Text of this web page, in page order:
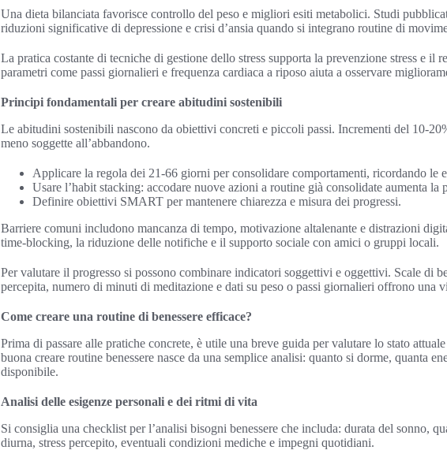
Una dieta bilanciata favorisce controllo del peso e migliori esiti metabolici. Studi
riduzioni significative di depressione e crisi d’ansia quando si integrano routine di
La pratica costante di tecniche di gestione dello stress supporta la prevenzione stress e il
parametri come passi giornalieri e frequenza cardiaca a riposo aiuta a osservare
Principi fondamentali per creare abitudini sostenibili
Le abitudini sostenibili nascono da obiettivi concreti e piccoli passi. Incrementi del 10-
meno soggette all’abbandono.
Applicare la regola dei 21-66 giorni per consolidare comportamenti, ricordando le
Usare l’habit stacking: accodare nuove azioni a routine già consolidate aumenta la
Definire obiettivi SMART per mantenere chiarezza e misura dei progressi.
Barriere comuni includono mancanza di tempo, motivazione altalenante e distrazioni
time-blocking, la riduzione delle notifiche e il supporto sociale con amici o gruppi locali.
Per valutare il progresso si possono combinare indicatori soggettivi e oggettivi. Scale di
percepita, numero di minuti di meditazione e dati su peso o passi giornalieri offrono una
Come creare una routine di benessere efficace?
Prima di passare alle pratiche concrete, è utile una breve guida per valutare lo stato
buona creare routine benessere nasce da una semplice analisi: quanto si dorme, quanta
disponibile.
Analisi delle esigenze personali e dei ritmi di vita
Si consiglia una checklist per l’analisi bisogni benessere che includa: durata del sonno,
diurna, stress percepito, eventuali condizioni mediche e impegni quotidiani.